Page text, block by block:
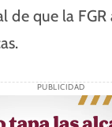
que la
PUBLICIDAD